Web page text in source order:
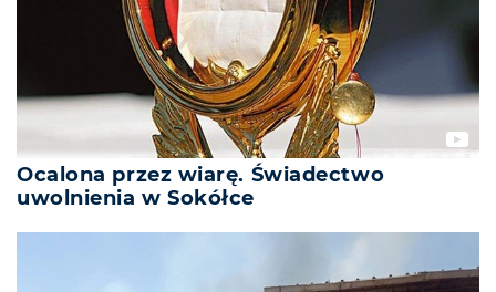
Ocalona przez wiarę. Świadectwo
uwolnienia w Sokółce